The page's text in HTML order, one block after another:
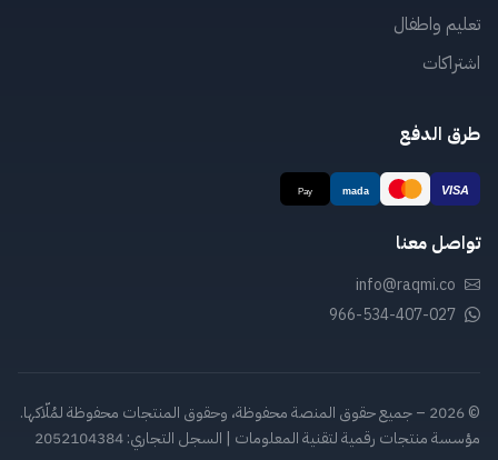
تعليم واطفال
اشتراكات
طرق الدفع
تواصل معنا
info@raqmi.co
966-534-407-027
© 2026 – جميع حقوق المنصة محفوظة، وحقوق المنتجات محفوظة لمُلّاكها.
مؤسسة منتجات رقمية لتقنية المعلومات | السجل التجاري: 2052104384